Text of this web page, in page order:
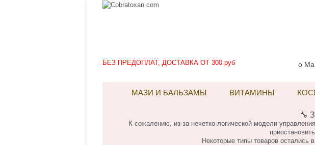
БЕЗ ПРЕДОПЛАТ, ДОСТАВКА ОТ 300 руб о
МАЗИ И БАЛЬЗАМЫ ВИТАМИНЫ
🔧
К сожалению, из-за нечетко-логической модели
Некоторые типы товаров остались